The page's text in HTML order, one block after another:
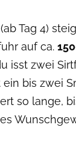
Tag 4)
auf ca.
isst zwei
bis zwei
so lange,